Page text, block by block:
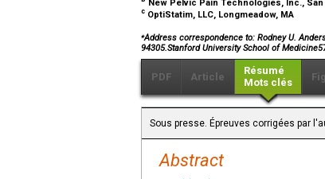
New Pelvic Pain Technologies, Inc.,
c OptiStatim, LLC, Longmeadow, MA
⁎Address correspondence to: Rodney U.
94305.Stanford University School of
PDF Article
Résumé
Mots clés
Sous presse. Épreuves corrigées par
Abstract